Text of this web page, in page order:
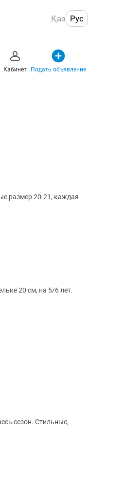
Қаз Рус
Кабинет Подать объявление
размер 20-21, каждая
20 см, на 5/6 лет.
сезон. Стильные,